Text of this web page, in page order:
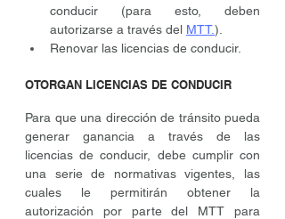
conducir (para esto, deben
autorizarse a través del MTT.).
Renovar las licencias de conducir.
OTORGAN LICENCIAS DE CONDUCIR
Para que una dirección de tránsito pueda
generar ganancia a través de las
licencias de conducir, debe cumplir con
una serie de normativas vigentes, las
cuales le permitirán obtener la
autorización por parte del MTT para